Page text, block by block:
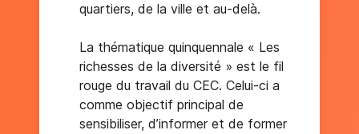
quartiers, de la ville et au-delà.
La thématique quinquennale « Les
richesses de la diversité » est le fil
rouge du travail du CEC. Celui-ci a
comme objectif principal de
sensibiliser, d’informer et de former